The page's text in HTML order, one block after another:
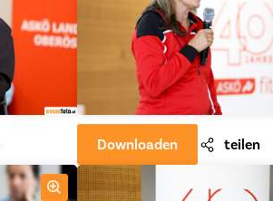
Downloaden teilen